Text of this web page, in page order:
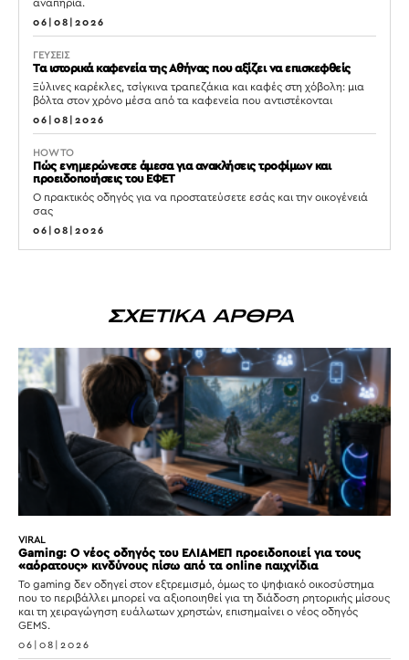
αναπηρία.
06|08|2026
ΓΕΥΣΕΙΣ
Τα ιστορικά καφενεία της Αθήνας που αξίζει να επισκεφθείς
Ξύλινες καρέκλες, τσίγκινα τραπεζάκια και καφές στη χόβολη: μια
βόλτα στον χρόνο μέσα από τα καφενεία που αντιστέκονται
06|08|2026
HOW TO
Πώς ενημερώνεστε άμεσα για ανακλήσεις τροφίμων και
προειδοποιήσεις του ΕΦΕΤ
Ο πρακτικός οδηγός για να προστατεύσετε εσάς και την οικογένειά
σας
06|08|2026
ΣΧΕΤΙΚΑ ΑΡΘΡΑ
VIRAL
Gaming: Ο νέος οδηγός του ΕΛΙΑΜΕΠ προειδοποιεί για τους
«αόρατους» κινδύνους πίσω από τα online παιχνίδια
Το gaming δεν οδηγεί στον εξτρεμισμό, όμως το ψηφιακό οικοσύστημα
που το περιβάλλει μπορεί να αξιοποιηθεί για τη διάδοση ρητορικής μίσους
και τη χειραγώγηση ευάλωτων χρηστών, επισημαίνει ο νέος οδηγός
GEMS.
06|08|2026